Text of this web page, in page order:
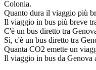
Colonia.
Quanto dura il viaggio più
Il viaggio in bus più breve
C'è un bus diretto tra
Sì, c'è un bus diretto tra
Quanta CO2 emette un
Il viaggio in bus da Genova